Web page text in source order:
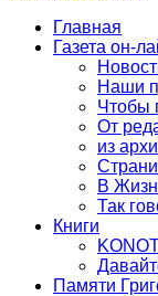
Главная
Газета он-
Наши
Чтобы
От
из
В
Так
Книги
Памяти